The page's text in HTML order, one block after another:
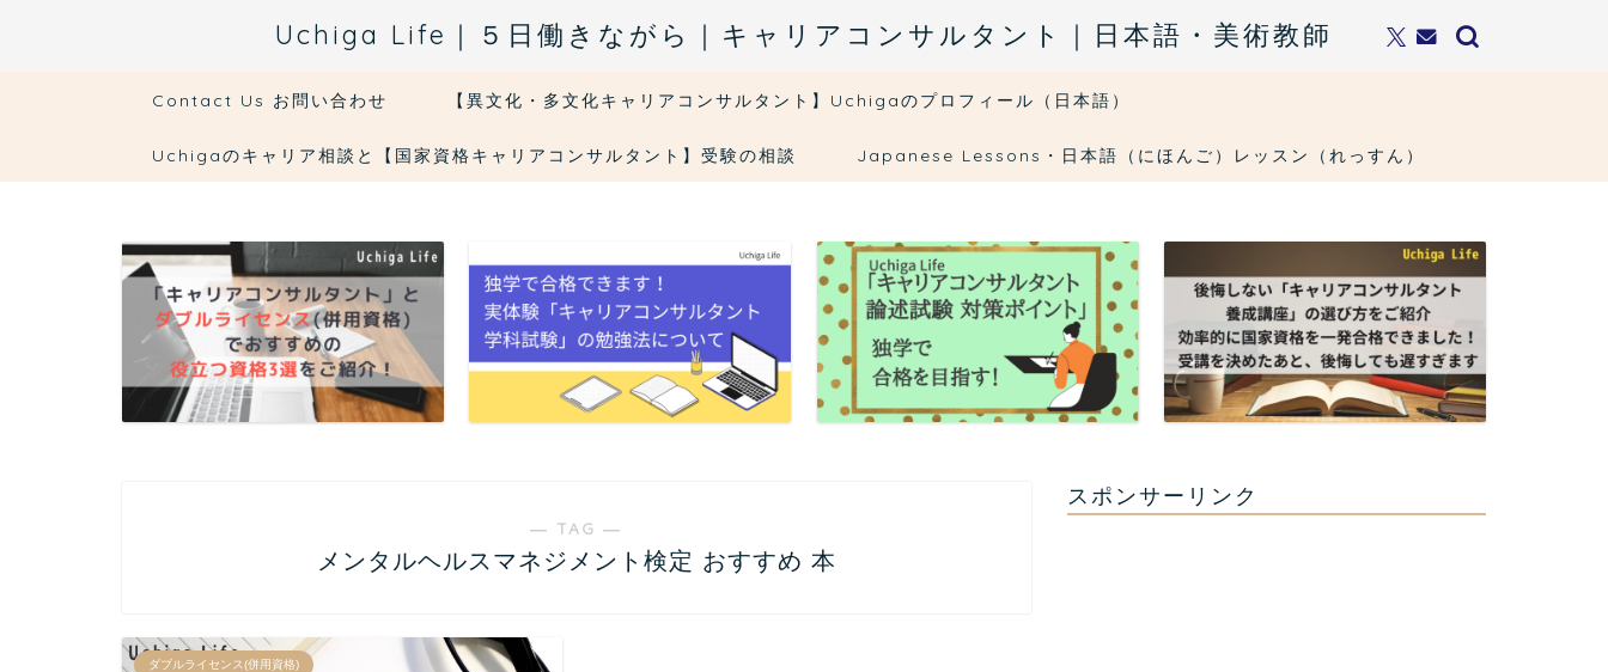
Uchiga Life｜５日働きながら｜キャリアコンサルタント｜日本語・美術教師
Contact Us お問い合わせ 【異文化・多文化キャリアコンサルタント】Uchigaのプロフィール（日本語）
Uchigaのキャリア相談と【国家資格キャリアコンサルタント】受験の相談 Japanese Lessons・日本語（にほんご）レッスン（れっすん）
― TAG ―
メンタルヘルスマネジメント検定 おすすめ 本
ダブルライセンス(併用資格)
スポンサーリンク